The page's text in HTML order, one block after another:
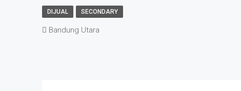
DIJUAL SECONDARY
Bandung Utara